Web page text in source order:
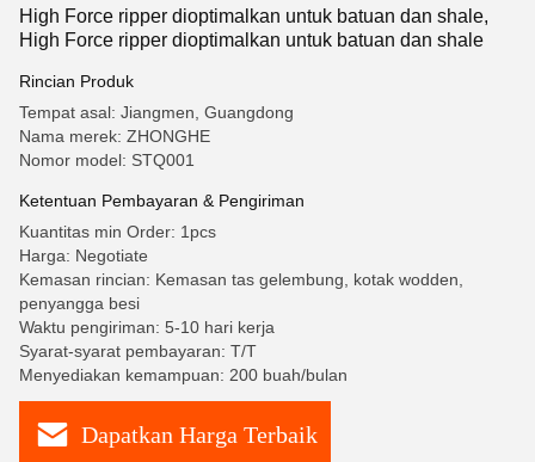
High Force ripper dioptimalkan untuk batuan dan shale,
High Force ripper dioptimalkan untuk batuan dan shale
Rincian Produk
Tempat asal: Jiangmen, Guangdong
Nama merek: ZHONGHE
Nomor model: STQ001
Ketentuan Pembayaran & Pengiriman
Kuantitas min Order: 1pcs
Harga: Negotiate
Kemasan rincian: Kemasan tas gelembung, kotak wodden,
penyangga besi
Waktu pengiriman: 5-10 hari kerja
Syarat-syarat pembayaran: T/T
Menyediakan kemampuan: 200 buah/bulan
Dapatkan Harga Terbaik